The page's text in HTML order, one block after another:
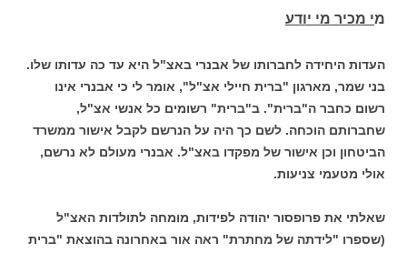
מי מכיר מי יודע
העדות היחידה לחברותו של אבנרי באצ"ל היא עד כה עדותו שלו.
בני שמר, מארגון "ברית חיילי אצ"ל", אומר לי כי אבנרי אינו
רשום כחבר ה"ברית". ב"ברית" רשומים כל אנשי אצ"ל,
שחברותם הוכחה. לשם כך היה על הנרשם לקבל אישור ממשרד
הביטחון וכן אישור של מפקדו באצ"ל. אבנרי מעולם לא נרשם,
אולי מטעמי צניעות.
שאלתי את פרופסור יהודה לפידות, מומחה לתולדות האצ"ל
(שספרו "לידתה של מחתרת" ראה אור באחרונה בהוצאת "ברית